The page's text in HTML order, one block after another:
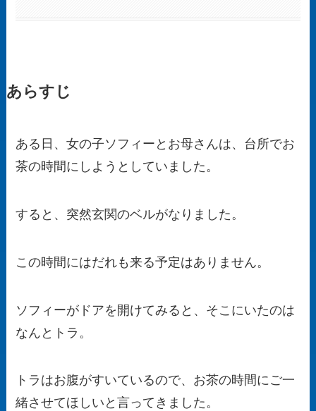
あらすじ
ある日、女の子ソフィーとお母さんは、台所でお
茶の時間にしようとしていました。
すると、突然玄関のベルがなりました。
この時間にはだれも来る予定はありません。
ソフィーがドアを開けてみると、そこにいたのは
なんとトラ。
トラはお腹がすいているので、お茶の時間にご一
緒させてほしいと言ってきました。